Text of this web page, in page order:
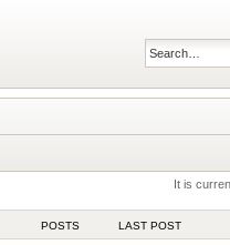
It is
POSTS LAST POST